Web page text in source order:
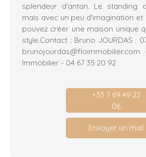
splendeur d'antan. Le standing
mais avec un peu d'imagination et
pouvez créer une maison unique
style.Contact : Bruno JOURDAS :
Immobilier - 04 67 35 20 92
+33 7 69 49 22
06
Envoyer un mail